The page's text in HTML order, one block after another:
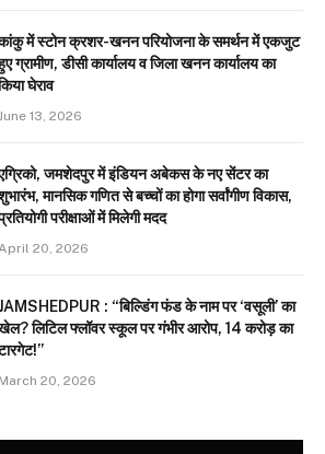
में स्टोन क्रशर-खनन परियोजना के समर्थन में एकजुट
ग्रामीण, डीसी कार्यालय व जिला खनन कार्यालय का
घेराव
13, 2026
जमशेदपुर में इंडियन अबेकस के नए सेंटर का
मानसिक गणित से बच्चों का होगा सर्वांगीण विकास,
परीक्षाओं में मिलेगी मदद
20, 2026
: “बिल्डिंग फंड के नाम पर ‘वसूली’ का
लिटिल फ्लॉवर स्कूल पर गंभीर आरोप, 14 करोड़ का
March 20, 2026